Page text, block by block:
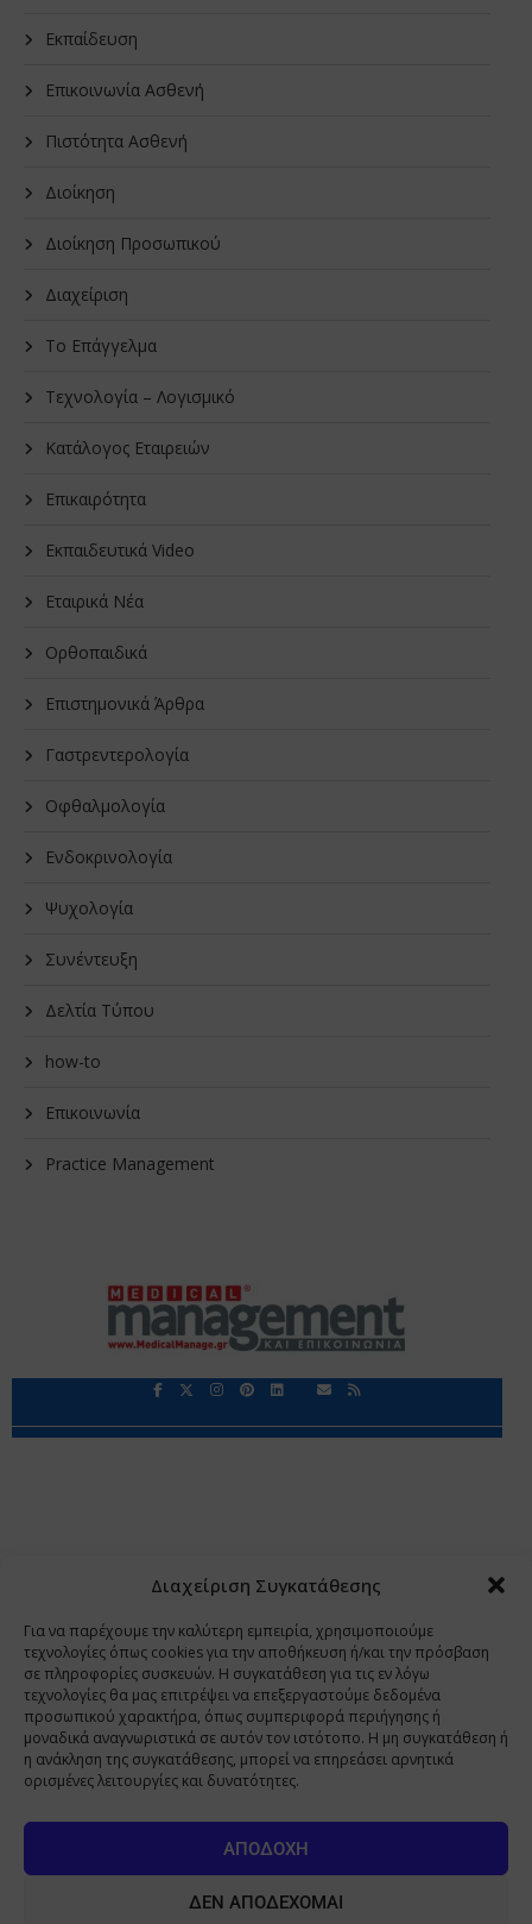
Διαχείριση Συγκατάθεσης
Για να παρέχουμε την καλύτερη εμπειρία, χρησιμοποιούμε
τεχνολογίες όπως cookies για την αποθήκευση ή/και την πρόσβαση
σε πληροφορίες συσκευών. Η συγκατάθεση για τις εν λόγω
τεχνολογίες θα μας επιτρέψει να επεξεργαστούμε δεδομένα
προσωπικού χαρακτήρα, όπως συμπεριφορά περιήγησης ή
μοναδικά αναγνωριστικά σε αυτόν τον ιστότοπο. Η μη συγκατάθεση ή
η ανάκληση της συγκατάθεσης, μπορεί να επηρεάσει αρνητικά
ορισμένες λειτουργίες και δυνατότητες.
ΑΠΟΔΟΧΉ
ΔΕΝ ΑΠΟΔΈΧΟΜΑΙ
Εκπαίδευση
Επικοινωνία Ασθενή
Πιστότητα Ασθενή
Διοίκηση
Διοίκηση Προσωπικού
Διαχείριση
Το Επάγγελμα
Τεχνολογία – Λογισμικό
Κατάλογος Εταιρειών
Επικαιρότητα
Εκπαιδευτικά Video
Εταιρικά Νέα
Oρθοπαιδικά
Επιστημονικά Άρθρα
Γαστρεντερολογία
Οφθαλμολογία
Ενδοκρινολογία
Ψυχολογία
Συνέντευξη
Δελτία Τύπου
how-to
Επικοινωνία
Practice Management
Copyright 2009 - 2026 © Χαραμή Α.Ε.
www.PharmaManage.gr • www.HealthExpo.gr • www.YO.gr
•
www.GreekShares.com • www.eLearning-
PharmaManage.gr • www.Charami-SA.gr
Με την παραμονή σας σε αυτή δηλώνετε,
προβλέπονται από τις διατάξεις της παραγράφου 6 του άρθρου 22 του